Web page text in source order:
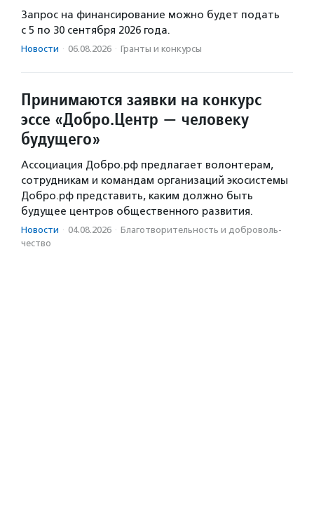
Запрос на финансирование можно будет подать
с 5 по 30 сентября 2026 года.
Новости · 06.08.2026 · Гранты и конкурсы
Принимаются заявки на конкурс
эссе «Добро.Центр — человеку
будущего»
Ассоциация Добро.рф предлагает волонтерам,
сотрудникам и командам организаций экосистемы
Добро.рф представить, каким должно быть
будущее центров общественного развития.
Новости · 04.08.2026 · Благотвори­тель­ность и доброволь­
чест­во